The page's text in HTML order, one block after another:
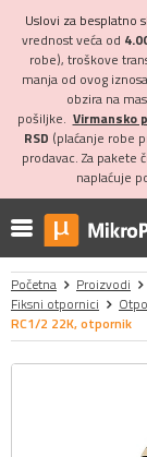
Uslovi za besplatno
vrednost veća od
robe), troškove
manja od ovog
obzira na
pošiljke. Virmansko
RSD (plaćanje robe
prodavac. Za pakete
naplaćuje
Početna Proizvodi
Fiksni otpornici
RC1/2 22K, otpornik